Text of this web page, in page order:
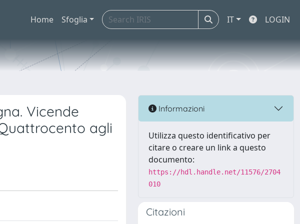
Home Sfoglia IT LOGIN
Vicende
agli
Informazioni
Utilizza questo identificativo per
citare o creare un link a questo
documento:
https://hdl.handle.net/11576/2704
010
Citazioni